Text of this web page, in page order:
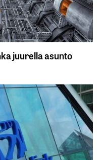
juurella asunto